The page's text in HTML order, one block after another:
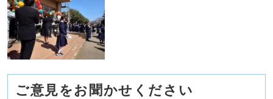
ご意見をお聞かせください